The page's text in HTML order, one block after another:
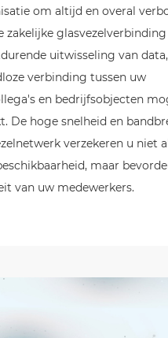
om altijd en overal
zakelijke
uitwisseling van data,
verbinding tussen uw
en bedrijfsobjecten
De hoge snelheid en
verzekeren u niet
maar
van uw medewerkers.